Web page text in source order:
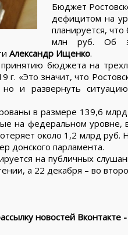
Бюджет
дефицитом на
планируется,
млн руб. Об
Александр Ищенко.
бюджета на
«Это значит, что
и развернуть
в размере 139,6
на федеральном уровне,
около 1,2 млрд
донского парламента.
на публичных
а 22 декабря – во
новостей